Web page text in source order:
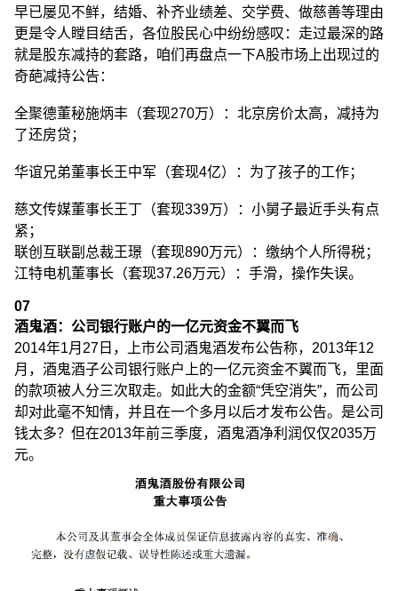
早已屡见不鲜，结婚、补齐业绩差、交学费、做慈善等理由
更是令人瞠目结舌，各位股民心中纷纷感叹：走过最深的路
就是股东减持的套路，咱们再盘点一下A股市场上出现过的
奇葩减持公告：
全聚德董秘施炳丰（套现270万）：北京房价太高，减持为
了还房贷；
华谊兄弟董事长王中军（套现4亿）：为了孩子的工作；
慈文传媒董事长王丁（套现339万）：小舅子最近手头有点
紧；
联创互联副总裁王璟（套现890万元）：缴纳个人所得税；
江特电机董事长（套现37.26万元）：手滑，操作失误。
07
酒鬼酒：公司银行账户的一亿元资金不翼而飞
2014年1月27日，上市公司酒鬼酒发布公告称，2013年12
月，酒鬼酒子公司银行账户上的一亿元资金不翼而飞，里面
的款项被人分三次取走。如此大的金额“凭空消失”，而公司
却对此毫不知情，并且在一个多月以后才发布公告。是公司
钱太多？但在2013年前三季度，酒鬼酒净利润仅仅2035万
元。